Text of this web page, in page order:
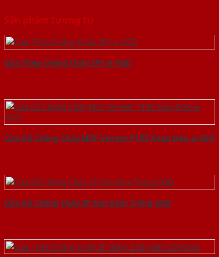
Sản phẩm tương tự
Cửa Thép Chống Cháy 2P1-a-SGD
Cửa Gỗ Chống Cháy MDF Veneer P1R5 Xoan Đào-a-SGD
Cửa Gỗ Chống Cháy 2P Sơn Xám Trắng-SGD